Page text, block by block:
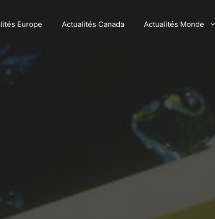
Europe Actualités Canada Actualités Monde